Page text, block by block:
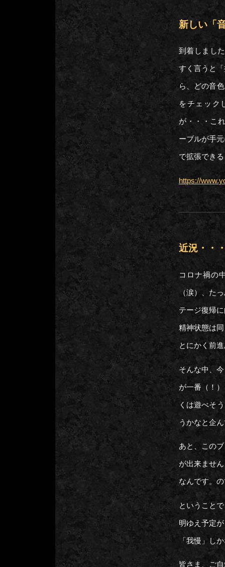
新しい「
到着しまし
すく言うと
ら、どの音
をチェック
が・・・こ
ーブルが手
で拡張でき
https://
近況・・
コロナ禍の
（涙）、た
テージ復帰
精神状態は
とにかく前
そんな中、
が一番（！
くは遊べそ
うかなと企
あと、この
が出来ませ
なんです。
ということ
明ゆえ予定
「我慢」し
皆さま、ご